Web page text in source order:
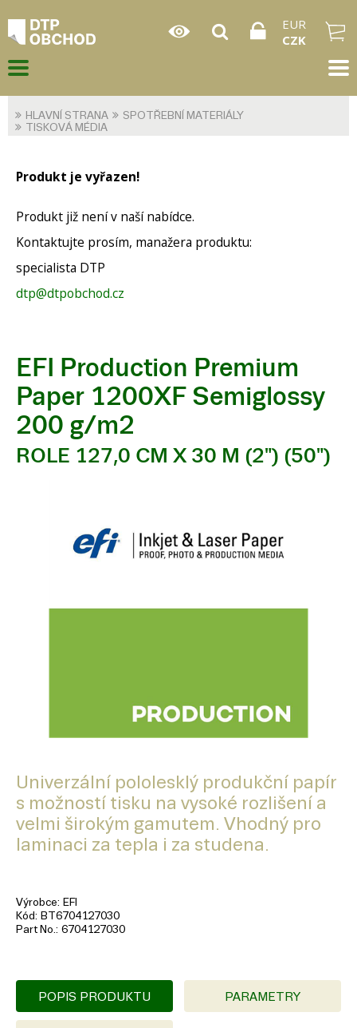
EUR
CZK
HLAVNÍ STRANA
SPOTŘEBNÍ MATERIÁLY
TISKOVÁ MÉDIA
Produkt je vyřazen!
Produkt již není v naší nabídce.
Kontaktujte prosím, manažera produktu:
specialista DTP
dtp@dtpobchod.cz
EFI Production Premium
Paper 1200XF Semiglossy
200 g/m2
ROLE 127,0 CM X 30 M (2") (50")
Univerzální pololesklý produkční papír
s možností tisku na vysoké rozlišení a
velmi širokým gamutem. Vhodný pro
laminaci za tepla i za studena.
Výrobce
EFI
Kód
BT6704127030
Part No. 6704127030
POPIS PRODUKTU PARAMETRY